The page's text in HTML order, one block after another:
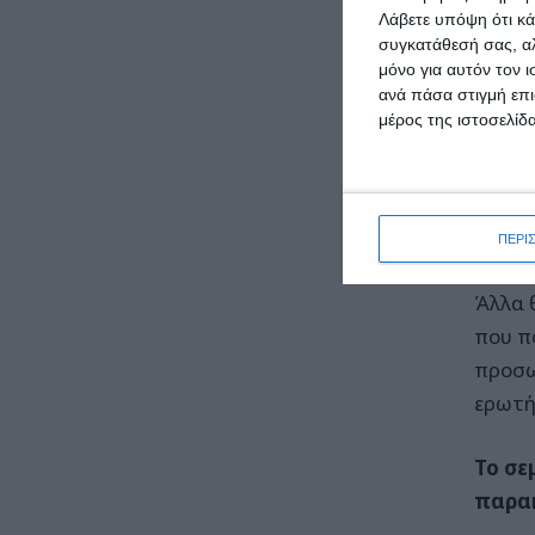
Λάβετε υπόψη ότι
συγκατάθεσή σας,
μόνο για αυτόν τον
ανά πάσα στιγμή
μέρος της
Οι
Άλλα
που
Το